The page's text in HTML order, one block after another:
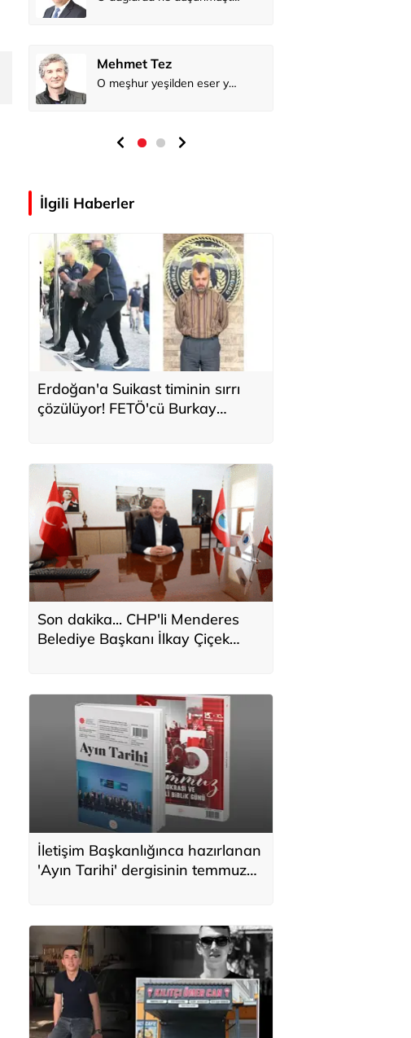
İlgili Haberler
Erdoğan'a Suikast timinin sırrı
çözülüyor! FETÖ'cü Burkay
Son dakika... CHP'li Menderes
Belediye Başkanı İlkay Çiçek
İletişim Başkanlığınca hazırlanan
'Ayın Tarihi' dergisinin temmuz